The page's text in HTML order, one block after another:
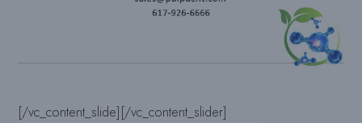
[/vc_content_slide][/vc_content_slider]